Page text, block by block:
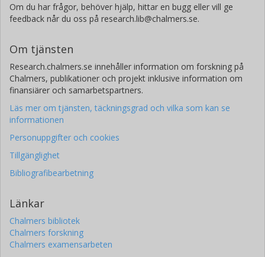
Om du har frågor, behöver hjälp, hittar en bugg eller vill ge
feedback når du oss på research.lib@chalmers.se.
Om tjänsten
Research.chalmers.se innehåller information om forskning på
Chalmers, publikationer och projekt inklusive information om
finansiärer och samarbetspartners.
Läs mer om tjänsten, täckningsgrad och vilka som kan se
informationen
Personuppgifter och cookies
Tillgänglighet
Bibliografibearbetning
Länkar
Chalmers bibliotek
Chalmers forskning
Chalmers examensarbeten